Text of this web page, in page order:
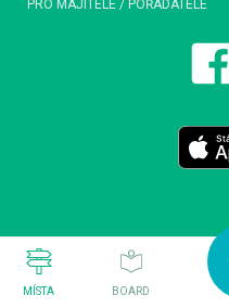
PRO MAJITELE / POŘADATELE
MÍSTA BOARD